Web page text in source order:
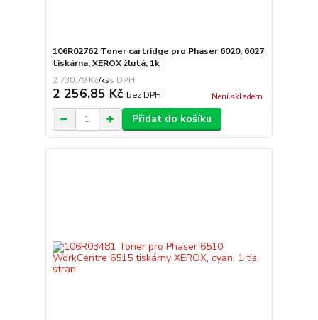
106R02762 Toner cartridge pro Phaser 6020, 6027
tiskárna, XEROX žlutá, 1k
2 730,79 Kč/ks
2 256,85 Kč bez DPH Není skladem
Přidat do košíku